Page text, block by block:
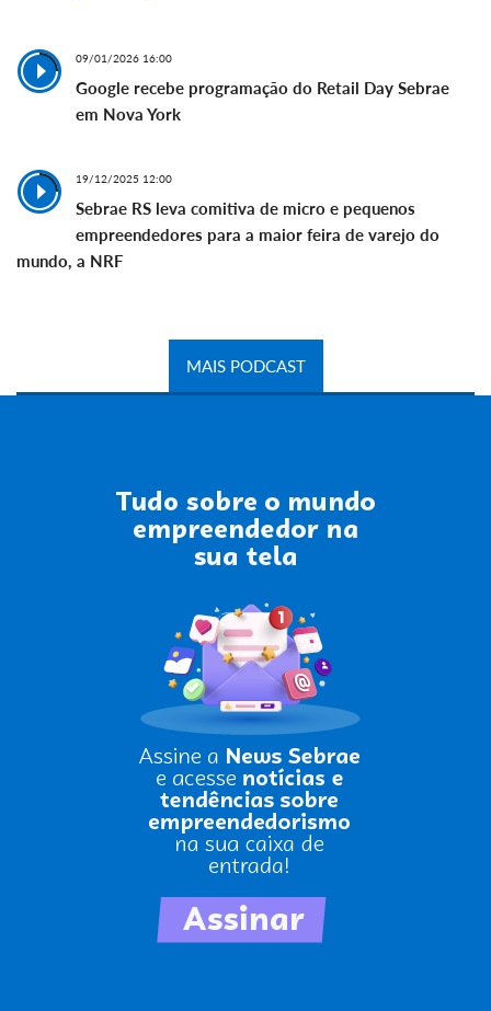
09/01/2026 16:00
Google recebe programação do Retail Day Sebrae
em Nova York
19/12/2025 12:00
Sebrae RS leva comitiva de micro e pequenos
empreendedores para a maior feira de varejo do
mundo, a NRF
MAIS PODCAST